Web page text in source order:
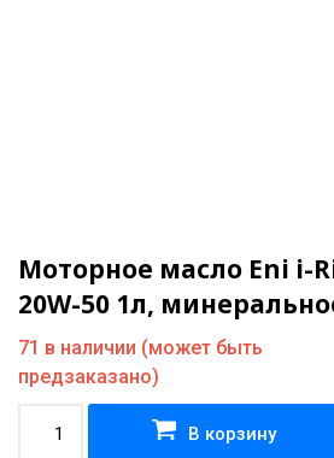
Моторное масло Eni i-
20W-50 1л,
71 в наличии (может быть
предзаказано)
В корзину